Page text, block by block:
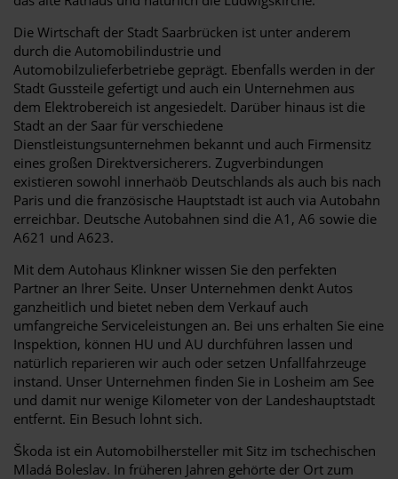
Die Wirtschaft der Stadt Saarbrücken ist unter anderem
durch die Automobilindustrie und
Automobilzulieferbetriebe geprägt. Ebenfalls werden in der
Stadt Gussteile gefertigt und auch ein Unternehmen aus
dem Elektrobereich ist angesiedelt. Darüber hinaus ist die
Stadt an der Saar für verschiedene
Dienstleistungsunternehmen bekannt und auch Firmensitz
eines großen Direktversicherers. Zugverbindungen
existieren sowohl innerhaöb Deutschlands als auch bis nach
Paris und die französische Hauptstadt ist auch via Autobahn
erreichbar. Deutsche Autobahnen sind die A1, A6 sowie die
A621 und A623.
Mit dem Autohaus Klinkner wissen Sie den perfekten
Partner an Ihrer Seite. Unser Unternehmen denkt Autos
ganzheitlich und bietet neben dem Verkauf auch
umfangreiche Serviceleistungen an. Bei uns erhalten Sie eine
Inspektion, können HU und AU durchführen lassen und
natürlich reparieren wir auch oder setzen Unfallfahrzeuge
instand. Unser Unternehmen finden Sie in Losheim am See
und damit nur wenige Kilometer von der Landeshauptstadt
entfernt. Ein Besuch lohnt sich.
Škoda ist ein Automobilhersteller mit Sitz im tschechischen
Mladá Boleslav. In früheren Jahren gehörte der Ort zum